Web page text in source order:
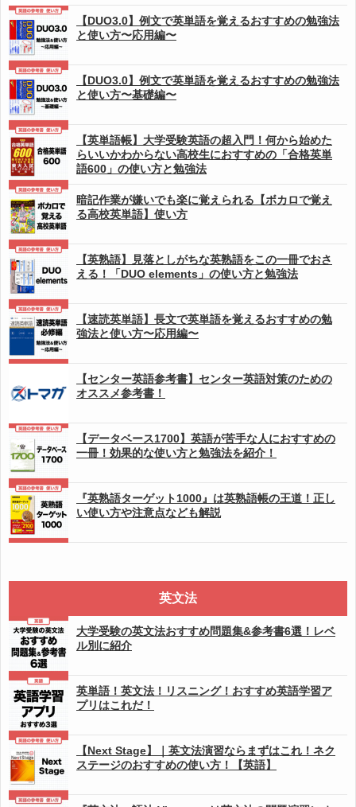
【DUO3.0】例文で英単語を覚えるおすすめの勉強法
と使い方〜応用編〜
【DUO3.0】例文で英単語を覚えるおすすめの勉強法
と使い方〜基礎編〜
【英単語帳】大学受験英語の超入門！何から始めた
らいいかわからない高校生におすすめの「合格英単
語600」の使い方と勉強法
暗記作業が嫌いでも楽に覚えられる【ボカロで覚え
る高校英単語】使い方
【英熟語】見落としがちな英熟語をこの一冊でおさ
える！「DUO elements」の使い方と勉強法
【速読英単語】長文で英単語を覚えるおすすめの勉
強法と使い方〜応用編〜
【センター英語参考書】センター英語対策のための
オススメ参考書！
【データベース1700】英語が苦手な人におすすめの
一冊！効果的な使い方と勉強法を紹介！
『英熟語ターゲット1000』は英熟語帳の王道！正し
い使い方や注意点なども解説
英文法
大学受験の英文法おすすめ問題集&参考書6選！レベ
ル別に紹介
英単語！英文法！リスニング！おすすめ英語学習ア
プリはこれだ！
【Next Stage】｜英文法演習ならまずはこれ！ネク
ステージのおすすめの使い方！【英語】